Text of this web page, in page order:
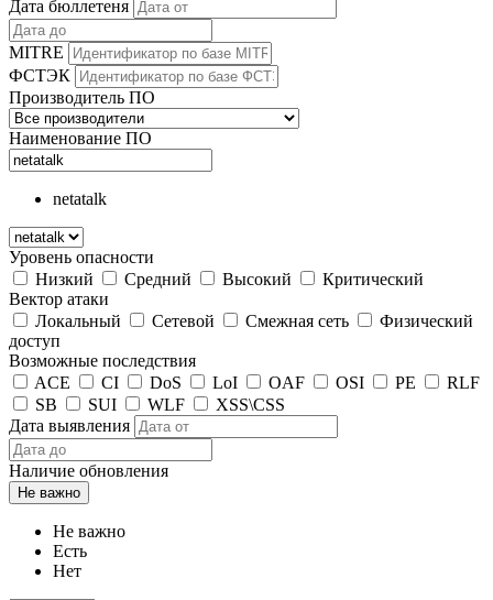
Дата бюллетеня
MITRE
ФСТЭК
Производитель ПО
Наименование ПО
netatalk
Уровень опасности
Низкий
Средний Высокий
Критический
Вектор атаки
Локальный
Сетевой Смежная сеть
Физический
доступ
Возможные последствия
ACE
CI DoS LoI OAF OSI PE
RLF
SB
SUI WLF
XSS\CSS
Дата выявления
Наличие обновления
Не важно
Не важно
Есть
Нет